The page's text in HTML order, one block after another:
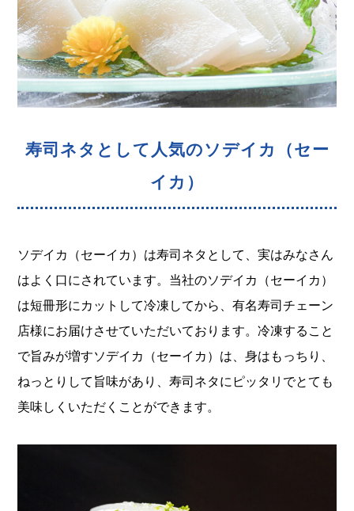
寿司ネタとして人気のソデイカ（セー
イカ）
ソデイカ（セーイカ）は寿司ネタとして、実はみなさん
はよく口にされています。当社のソデイカ（セーイカ）
は短冊形にカットして冷凍してから、有名寿司チェーン
店様にお届けさせていただいております。冷凍すること
で旨みが増すソデイカ（セーイカ）は、身はもっちり、
ねっとりして旨味があり、寿司ネタにピッタリでとても
美味しくいただくことができます。